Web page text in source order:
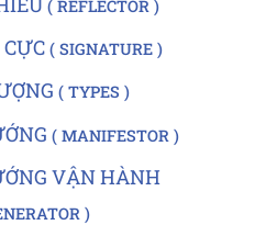
REFLECTOR
SIGNATURE
TYPES
MANIFESTOR
VẬN HÀNH